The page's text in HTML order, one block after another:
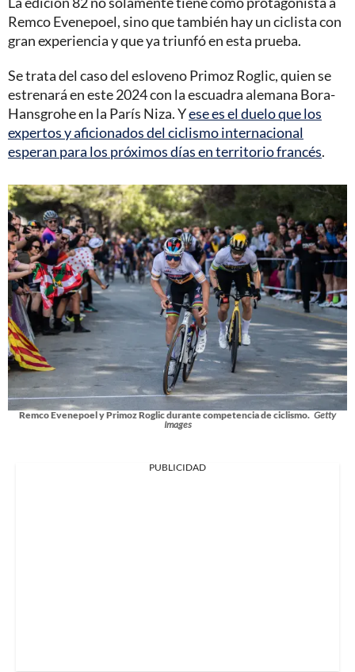
Remco Evenepoel, sino que también hay un ciclista con
gran experiencia y que ya triunfó en esta prueba.
Se trata del caso del esloveno Primoz Roglic, quien se
estrenará en este 2024 con la escuadra alemana Bora-
Hansgrohe en la París Niza. Yese es el duelo que los
expertos y aficionados del ciclismo internacional
esperan para los próximos días en territorio francés.
Remco Evenepoel y Primoz Roglic durante competencia de ciclismo. Getty
Images
PUBLICIDAD